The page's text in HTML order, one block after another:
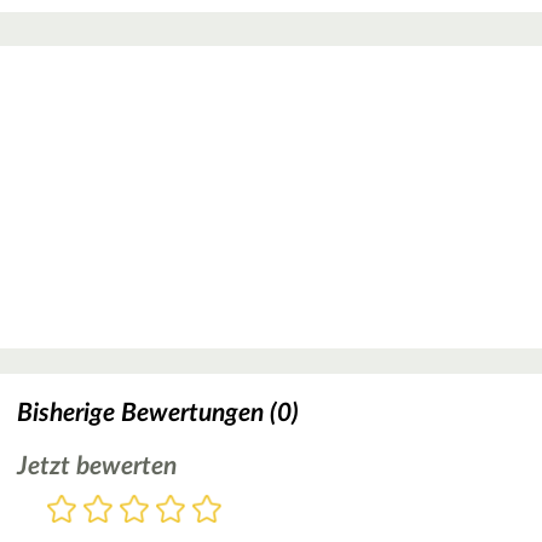
Bisherige Bewertungen (0)
Jetzt bewerten
Bewertung
5
4
3
2
1